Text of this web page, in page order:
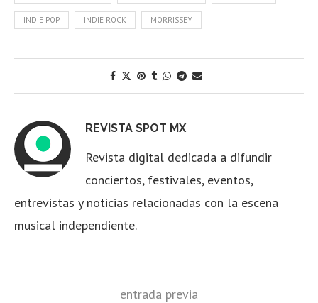
INDIE POP INDIE ROCK MORRISSEY
REVISTA SPOT MX
Revista digital dedicada a difundir
conciertos, festivales, eventos,
entrevistas y noticias relacionadas con la escena
musical independiente.
entrada previa